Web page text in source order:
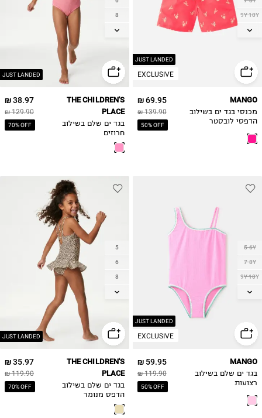
JUST LANDED
EXCLUSIVE
9Y-10Y
11-12Y
69.95 ₪
139.90 ₪
50% OFF
MANGO
מכנסי בגד ים בשילוב
הדפסי לובסטר
JUST LANDED
8
10
14
38.97 ₪
129.90 ₪
70% OFF
THE CHILDREN'S
PLACE
בגד ים שלם בשילוב
חרוזים
JUST LANDED
EXCLUSIVE
5-6Y
7-8Y
9Y-10Y
11-12Y
59.95 ₪
119.90 ₪
50% OFF
MANGO
בגד ים שלם בשילוב
רצועות
JUST LANDED
5
6
8
10
14
35.97 ₪
119.90 ₪
70% OFF
THE CHILDREN'S
PLACE
בגד ים שלם בשילוב
הדפס מנומר